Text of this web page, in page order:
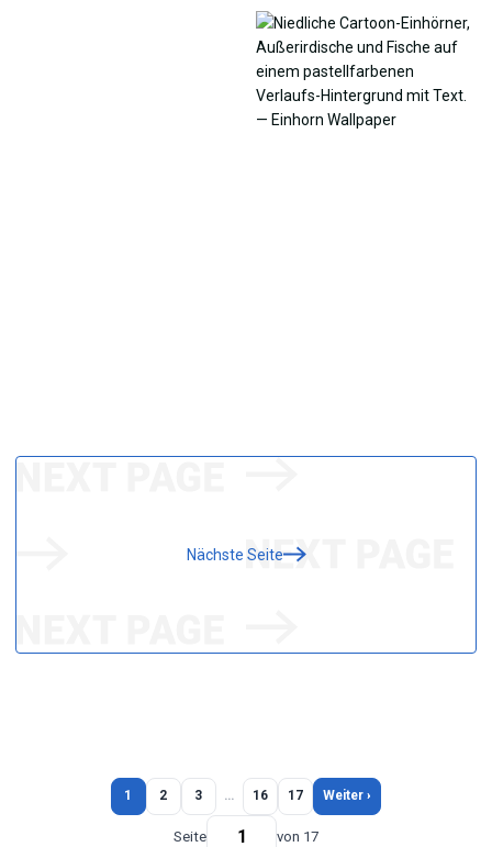
Nächste Seite
1 2 3 … 16 17 Weiter ›
Seite von 17